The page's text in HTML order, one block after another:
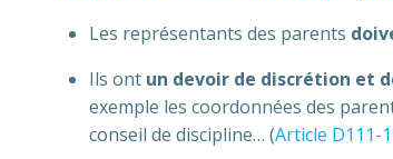
Les représentants des parents
Ils ont un devoir de discrétion et
exemple les coordonnées des
conseil de discipline… (Article D111-